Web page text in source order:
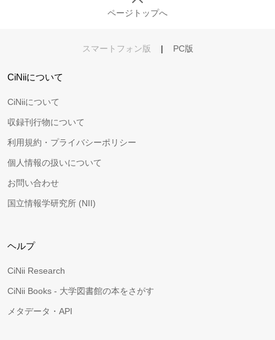
ページトップへ
スマートフォン版 | PC版
CiNiiについて
CiNiiについて
収録刊行物について
利用規約・プライバシーポリシー
個人情報の扱いについて
お問い合わせ
国立情報学研究所 (NII)
ヘルプ
CiNii Research
CiNii Books - 大学図書館の本をさがす
メタデータ・API